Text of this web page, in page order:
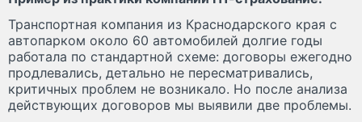
Транспортная компания из Краснодарского края с
автопарком около 60 автомобилей долгие годы
работала по стандартной схеме: договоры ежегодно
продлевались, детально не пересматривались,
критичных проблем не возникало. Но после анализа
действующих договоров мы выявили две проблемы.